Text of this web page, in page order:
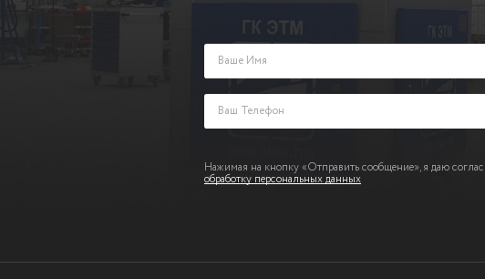
Заполните поля ниже и оставьте заявку. Наш
Нажимая на кнопку «Отправить сообщение», я даю
обработку персональных данных